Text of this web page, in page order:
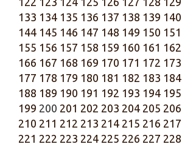
133 134 135 136 137 138 139 140
144 145 146 147 148 149 150 151
155 156 157 158 159 160 161 162
166 167 168 169 170 171 172 173
177 178 179 180 181 182 183 184
188 189 190 191 192 193 194 195
199 200 201 202 203 204 205 206
210 211 212 213 214 215 216 217
221 222 223 224 225 226 227 228